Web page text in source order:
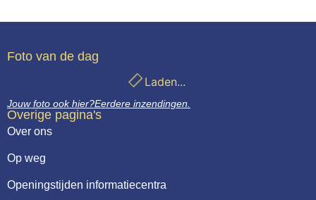
Foto van de dag
Laden...
Jouw foto ook hier?Eerdere inzendingen.
Overige pagina's
Over ons
Op weg
Openingstijden informatiecentra